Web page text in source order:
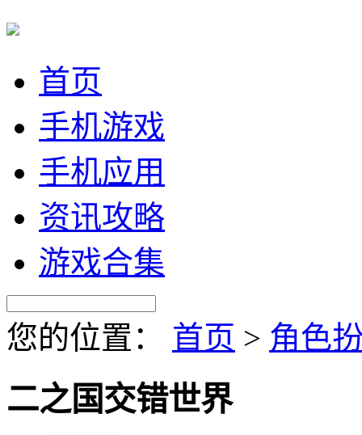
首页
手机游戏
手机应用
资讯攻略
游戏合集
您的位置： 首页 > 角色
二之国交错世界